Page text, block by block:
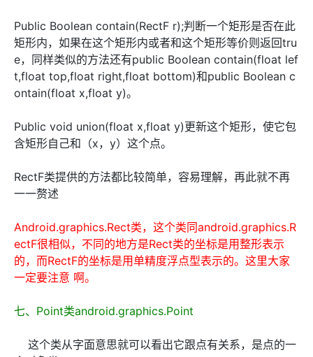
Public Boolean contain(RectF r);判断一个矩形是否在此
矩形内，如果在这个矩形内或者和这个矩形等价则返回tru
e，同样类似的方法还有public Boolean contain(float lef
t,float top,float right,float bottom)和public Boolean c
ontain(float x,float y)。
Public void union(float x,float y)更新这个矩形，使它包
含矩形自己和（x，y）这个点。
RectF类提供的方法都比较简单，容易理解，再此就不再
一一赘述
Android.graphics.Rect类，这个类同android.graphics.R
ectF很相似，不同的地方是Rect类的坐标是用整形表示
的，而RectF的坐标是用单精度浮点型表示的。这里大家
一定要注意 啊。
七、Point类android.graphics.Point
这个类从字面意思就可以看出它跟点有关系，是点的一